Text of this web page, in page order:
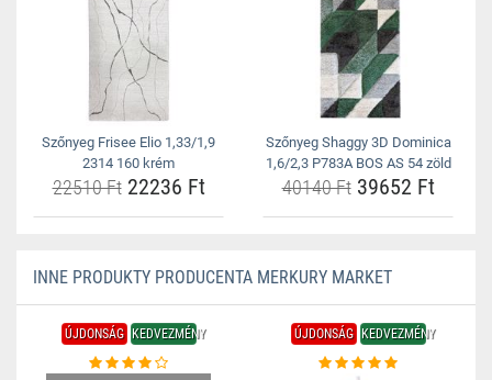
Szőnyeg Frisee Elio 1,33/1,9
2314 160 krém
22510 Ft22236 Ft
Szőnyeg Shaggy 3D Dominica
1,6/2,3 P783A BOS AS 54 zöld
40140 Ft39652 Ft
INNE PRODUKTY PRODUCENTA MERKURY MARKET
ÚJDONSÁG KEDVEZMÉNY ÚJDONSÁG KEDVEZMÉNY